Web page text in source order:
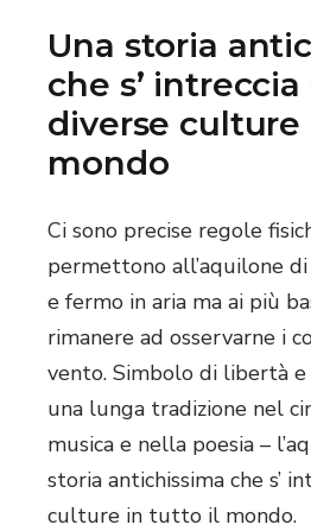
Una storia
che s’ intreccia
diverse
mondo
Ci sono precise regole
permettono all’aquilone
e fermo in aria ma ai più
rimanere ad osservarne i
vento. Simbolo di libertà e
una lunga tradizione nel
musica e nella poesia –
storia antichissima che s’
culture in tutto il mondo.